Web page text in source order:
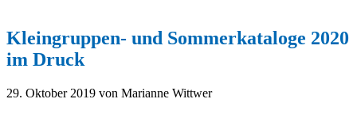
Kleingruppen- und Sommerkataloge 2020
im Druck
29. Oktober 2019 von Marianne Wittwer